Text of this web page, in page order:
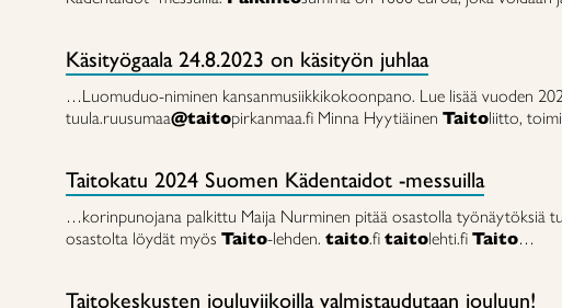
Käsityögaala 24.8.2023 on käsityön juhlaa
…Luomuduo-niminen kansanmusiikkikokoonpano. Lue lisää vuoden
tuula.ruusumaa@taitopirkanmaa.fi Minna Hyytiäinen Taitoliitto,
Taitokatu 2024 Suomen Kädentaidot -messuilla
…korinpunojana palkittu Maija Nurminen pitää osastolla työnäytöksiä
osastolta löydät myös Taito-lehden. taito.fi taitolehti.fi Taito…
Taitokeskusten jouluviikoilla valmistaudutaan jouluun!